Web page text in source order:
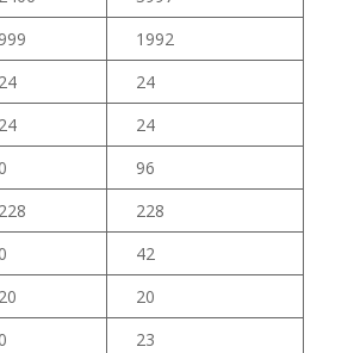
999
1992
24
24
24
24
0
96
228
228
0
42
20
20
0
23